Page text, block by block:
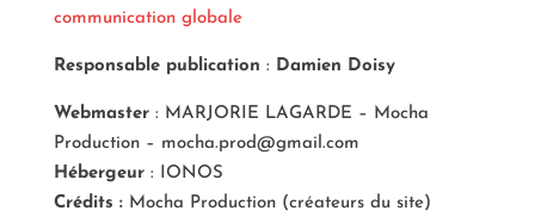
communication globale
Responsable publication : Damien Doisy
Webmaster: MARJORIE LAGARDE – Mocha
Production – mocha.prod@gmail.com
Hébergeur : IONOS
Crédits : Mocha Production (créateurs du site)